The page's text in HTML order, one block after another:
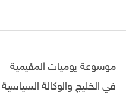
موسوعة يوميات المقيمية
في الخليج والوكالة السياسية